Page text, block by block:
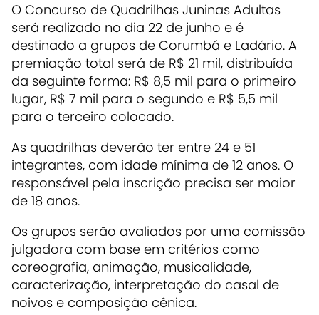
O Concurso de Quadrilhas Juninas Adultas
será realizado no dia 22 de junho e é
destinado a grupos de Corumbá e Ladário. A
premiação total será de R$ 21 mil, distribuída
da seguinte forma: R$ 8,5 mil para o primeiro
lugar, R$ 7 mil para o segundo e R$ 5,5 mil
para o terceiro colocado.
As quadrilhas deverão ter entre 24 e 51
integrantes, com idade mínima de 12 anos. O
responsável pela inscrição precisa ser maior
de 18 anos.
Os grupos serão avaliados por uma comissão
julgadora com base em critérios como
coreografia, animação, musicalidade,
caracterização, interpretação do casal de
noivos e composição cênica.